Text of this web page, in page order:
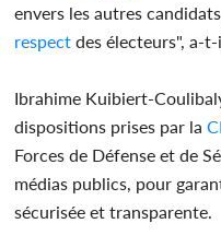
envers les autres
respect des électeurs", a-t-
Ibrahime Kuibiert-
dispositions prises par la
Forces de Défense et de
médias publics, pour
sécurisée et transparente.